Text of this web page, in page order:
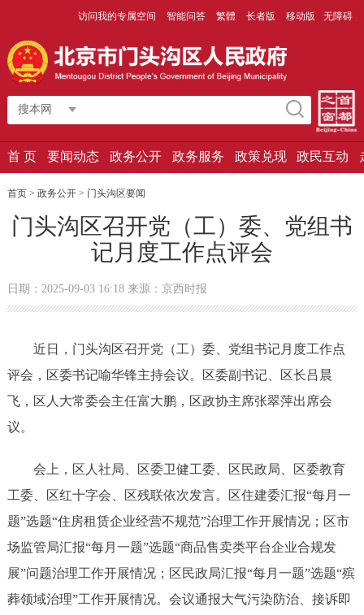
访问我的专属空间 智能问答 繁體 长者版 移动版 无障碍
搜本网
首 页 要闻动态 政务公开 政务服务 政策兑现 政民互动
首页 > 政务公开 > 门头沟区要闻
门头沟区召开党（工）委、党组书
记月度工作点评会
日期：2025-09-03 16:18 来源：京西时报
近日，门头沟区召开党（工）委、党组书记月度工作点
评会，区委书记喻华锋主持会议。区委副书记、区长吕晨
飞，区人大常委会主任富大鹏，区政协主席张翠萍出席会
议。
会上，区人社局、区委卫健工委、区民政局、区委教育
工委、区红十字会、区残联依次发言。区住建委汇报“每月一
题”选题“住房租赁企业经营不规范”治理工作开展情况；区市
场监管局汇报“每月一题”选题“商品售卖类平台企业合规发
展”问题治理工作开展情况；区民政局汇报“每月一题”选题“殡
葬领域治理”工作开展情况。会议通报大气污染防治、接诉即